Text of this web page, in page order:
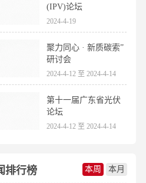
(IPV)论坛
2024-4-19
聚力同心 · 新质碳索”
研讨会
2024-4-12 至 2024-4-14
第十一届广东省光伏
论坛
2024-4-12 至 2024-4-14
排行榜 本周 本月